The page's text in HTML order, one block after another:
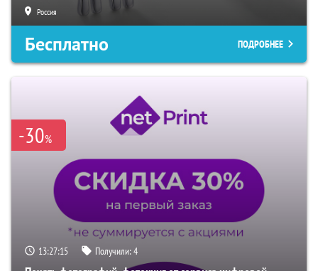
Россия
Бесплатно ПОДРОБНЕЕ
-30%
13:27:14 Получили:4